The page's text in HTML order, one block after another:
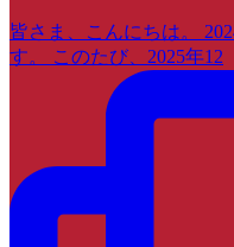
皆さま、こんにちは。
す。 このたび、2025年12